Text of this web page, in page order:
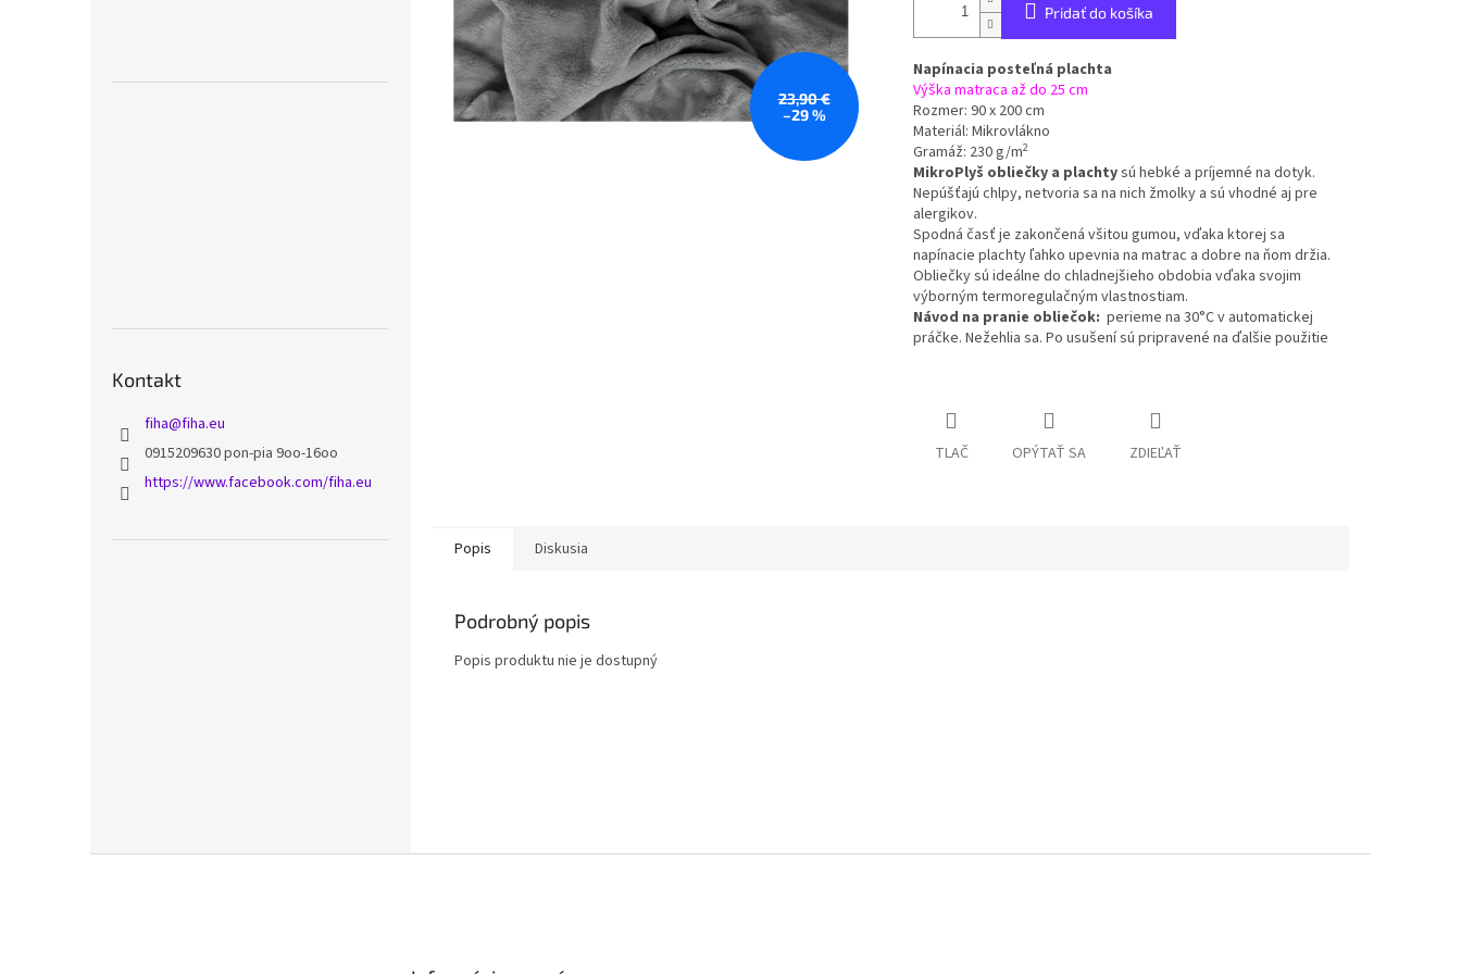
Kontakt
fiha@fiha.eu
0915209630 pon-pia 9oo-16oo
https://www.facebook.com/fiha.eu
23,90 €
–29 %
Pridať do košíka
Napínacia posteľná plachta
Výška matraca až do 25 cm
Rozmer: 90 x 200 cm
Materiál: Mikrovlákno
Gramáž: 230 g/m2
MikroPlyš obliečky a plachtysú hebké a príjemné na dotyk.
Nepúšťajú chlpy, netvoria sa na nich žmolky a sú vhodné aj pre
alergikov.
Spodná časť je zakončená všitou gumou, vďaka ktorej sa
napínacie plachty ľahko upevnia na matrac a dobre na ňom držia.
Obliečky sú ideálne do chladnejšieho obdobia vďaka svojim
výborným termoregulačným vlastnostiam.
Návod na pranie obliečok: perieme na 30°C v automatickej
práčke. Nežehlia sa. Po usušení sú pripravené na ďalšie použitie
TLAČ OPÝTAŤ SA ZDIEĽAŤ
Popis Diskusia
Podrobný popis
Popis produktu nie je dostupný